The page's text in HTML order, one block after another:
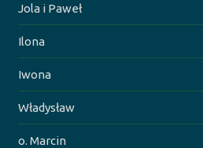
Jola i Paweł
Ilona
Iwona
Władysław
o. Marcin